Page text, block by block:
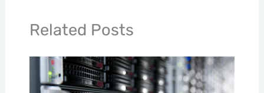
Related Posts